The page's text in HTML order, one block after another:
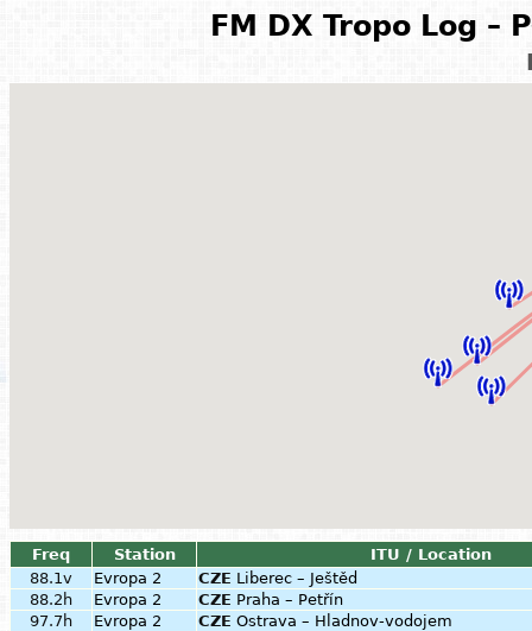
FM DX Tropo Log –
Freq Station
ITU / Location
88.1v
Evropa 2 CZE Liberec – Ještěd
88.2h
Evropa 2 CZE Praha – Petřín
97.7h
Evropa 2 CZE Ostrava – Hladnov-vodojem